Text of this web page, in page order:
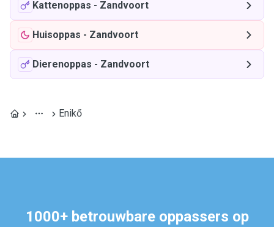
Kattenoppas - Zandvoort
Huisoppas - Zandvoort
Dierenoppas - Zandvoort
Enikő
1000+ betrouwbare oppassers op